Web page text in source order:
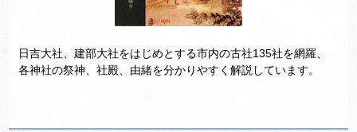
日吉大社、建部大社をはじめとする市内の古社135社を網羅、
各神社の祭神、社殿、由緒を分かりやすく解説しています。